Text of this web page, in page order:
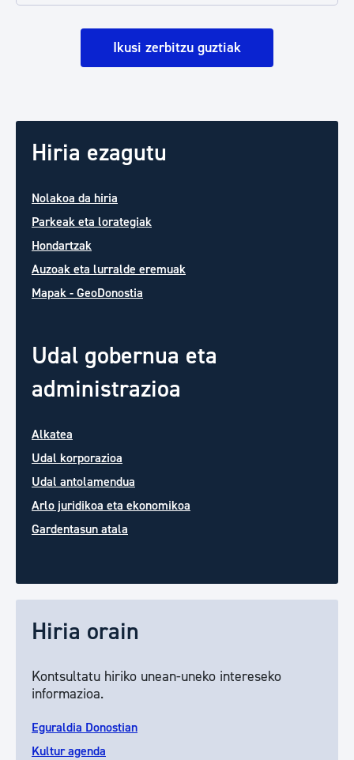
Ikusi zerbitzu guztiak
Hiria ezagutu
Nolakoa da hiria
Parkeak eta lorategiak
Hondartzak
Auzoak eta lurralde eremuak
Mapak - GeoDonostia
Udal gobernua eta
administrazioa
Alkatea
Udal korporazioa
Udal antolamendua
Arlo juridikoa eta ekonomikoa
Gardentasun atala
Hiria orain
Kontsultatu hiriko unean-uneko intereseko
informazioa.
Eguraldia Donostian
Kultur agenda